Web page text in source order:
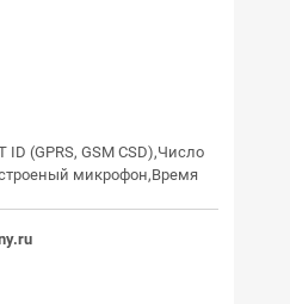
(GPRS, GSM CSD),Число
микрофон,Время